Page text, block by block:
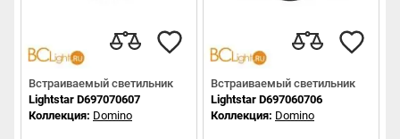
Встраиваемый светильник
Lightstar D697070607
Коллекция: Domino
Встраиваемый светильник
Lightstar D697060706
Коллекция: Domino